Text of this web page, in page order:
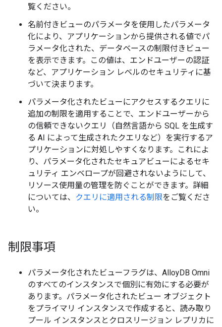
覧ください。
名前付きビューのパラメータを使用したパラメータ
化により、アプリケーションから提供される値でパ
ラメータ化された、データベースの制限付きビュー
を表示できます。この値は、エンドユーザーの認証
など、アプリケーション レベルのセキュリティに基
づいて決まります。
パラメータ化されたビューにアクセスするクエリに
追加の制限を適用することで、エンドユーザーから
の信頼できないクエリ（自然言語から SQL を生成す
る AI によって生成されたクエリなど）を実行するア
プリケーションに対処しやすくなります。これによ
り、パラメータ化されたセキュアビューによるセキ
ュリティ エンベロープが回避されないようにして、
リソース使用量の管理を防ぐことができます。詳細
については、 クエリに適用される制限をご覧くださ
い。
制限事項
パラメータ化されたビューフラグは、AlloyDB Omni
のすべてのインスタンスで個別に有効にする必要が
あります。パラメータ化されたビュー オブジェクト
をプライマリ インスタンスで作成すると、読み取り
プール インスタンスとクロスリージョン レプリカに